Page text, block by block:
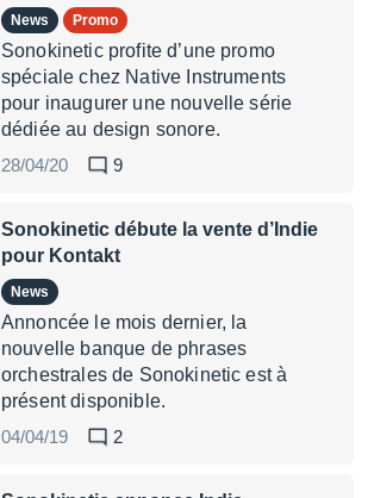
News Promo
Sonokinetic profite d’une promo
spéciale chez Native Instruments
pour inaugurer une nouvelle série
dédiée au design sonore.
28/04/20
9
Sonokinetic débute la vente d’Indie
pour Kontakt
News
Annoncée le mois dernier, la
nouvelle banque de phrases
orchestrales de Sonokinetic est à
présent disponible.
04/04/19
2